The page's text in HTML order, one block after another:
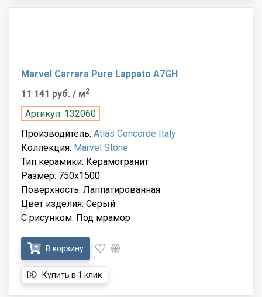
Marvel Carrara Pure Lappato A7GH
11 141 руб. / м2
Артикул: 132060
Производитель: Atlas Concorde Italy
Коллекция: Marvel Stone
Тип керамики: Керамогранит
Размер: 750x1500
Поверхность: Лаппатированная
Цвет изделия: Серый
С рисунком: Под мрамор
В корзину
Купить в 1 клик